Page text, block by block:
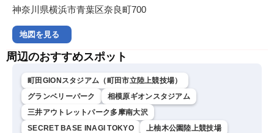
神奈川県横浜市青葉区奈良町700
地図を見る
周辺のおすすめスポット
町田GIONスタジアム（町田市立陸上競技場）
グランベリーパーク
相模原ギオンスタジアム
三井アウトレットパーク多摩南大沢
SECRET BASE INAGI TOKYO
上柚木公園陸上競技場